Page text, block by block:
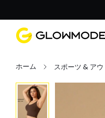
ホーム スポーツ & ア